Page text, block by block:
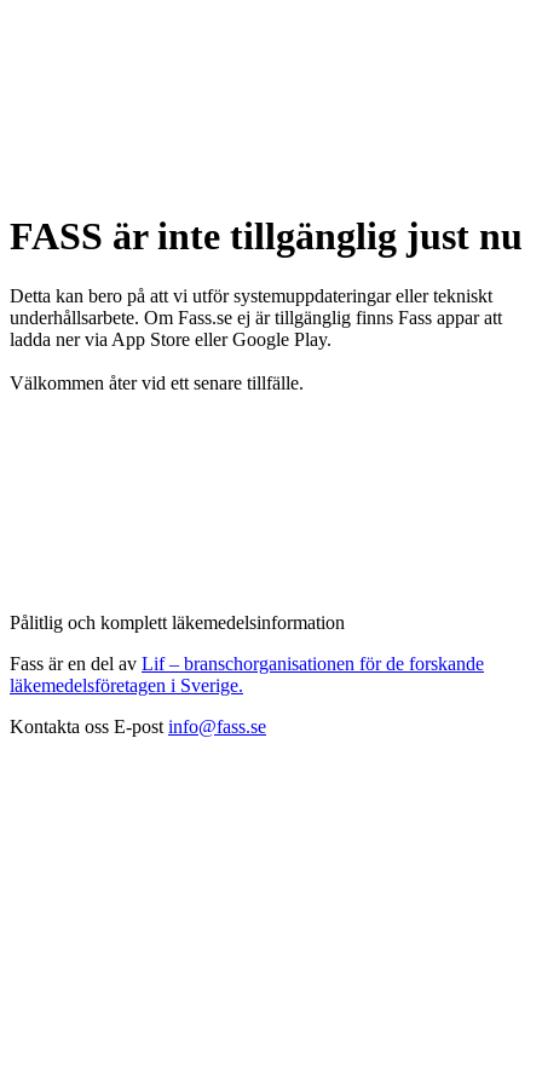
FASS är inte tillgänglig just nu
Detta kan bero på att vi utför systemuppdateringar eller tekniskt
underhållsarbete. Om Fass.se ej är tillgänglig finns Fass appar att
ladda ner via App Store eller Google Play.
Välkommen åter vid ett senare tillfälle.
Pålitlig och komplett läkemedelsinformation
Fass är en del av Lif – branschorganisationen för de forskande
läkemedelsföretagen i Sverige.
Kontakta oss E-post info@fass.se